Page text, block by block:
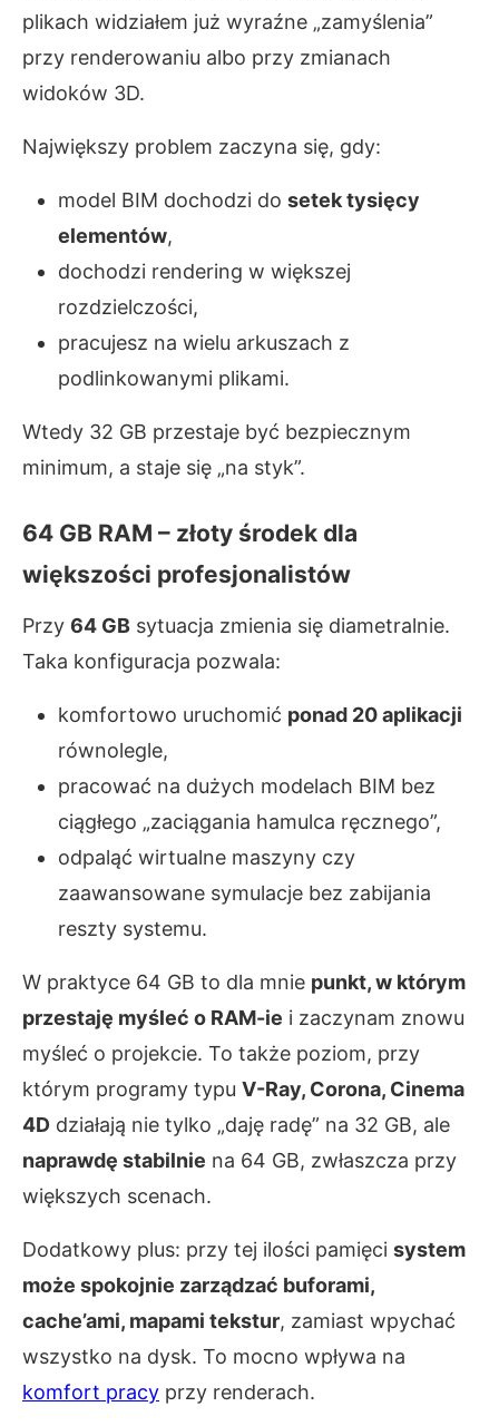
plikach widziałem już wyraźne „zamyślenia”
przy renderowaniu albo przy zmianach
widoków 3D.
Największy problem zaczyna się, gdy:
model BIM dochodzi do setek tysięcy
elementów,
dochodzi rendering w większej
rozdzielczości,
pracujesz na wielu arkuszach z
podlinkowanymi plikami.
Wtedy 32 GB przestaje być bezpiecznym
minimum, a staje się „na styk”.
64 GB RAM – złoty środek dla
większości profesjonalistów
Przy 64 GB sytuacja zmienia się diametralnie.
Taka konfiguracja pozwala:
komfortowo uruchomić ponad 20 aplikacji
równolegle,
pracować na dużych modelach BIM bez
ciągłego „zaciągania hamulca ręcznego”,
odpaląć wirtualne maszyny czy
zaawansowane symulacje bez zabijania
reszty systemu.
W praktyce 64 GB to dla mnie punkt, w którym
przestaję myśleć o RAM-ie i zaczynam znowu
myśleć o projekcie. To także poziom, przy
którym programy typu V-Ray, Corona, Cinema
4D działają nie tylko „daję radę” na 32 GB, ale
naprawdę stabilnie na 64 GB, zwłaszcza przy
większych scenach.
Dodatkowy plus: przy tej ilości pamięci system
może spokojnie zarządzać buforami,
cache’ami, mapami tekstur, zamiast wpychać
wszystko na dysk. To mocno wpływa na
komfort pracy przy renderach.